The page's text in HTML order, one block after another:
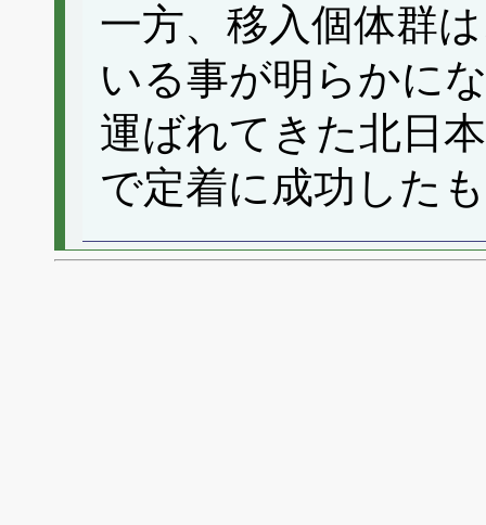
一方、移入個体群
いる事が明らかに
運ばれてきた北日
で定着に成功した